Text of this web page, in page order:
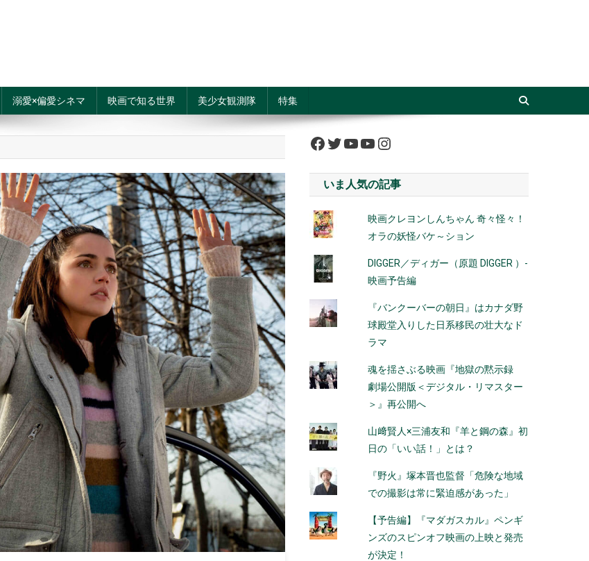
溺愛×偏愛シネマ 映画で知る世界 美少女観測隊 特集
Facebook
Twitter
YouTube
YouTube
Instagram
いま人気の記事
映画クレヨンしんちゃん 奇々怪々！
オラの妖怪バケ～ション
DIGGER／ディガー（原題 DIGGER ）-
映画予告編
『バンクーバーの朝日』はカナダ野
球殿堂入りした日系移民の壮大なド
ラマ
魂を揺さぶる映画『地獄の黙示録
劇場公開版＜デジタル・リマスター
＞』再公開へ
山﨑賢人×三浦友和『羊と鋼の森』初
日の「いい話！」とは？
『野火』塚本晋也監督「危険な地域
での撮影は常に緊迫感があった」
【予告編】『マダガスカル』ペンギ
ンズのスピンオフ映画の上映と発売
が決定！